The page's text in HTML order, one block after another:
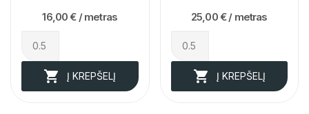
16,00 € / metras
 Į KREPŠELĮ
25,00 € / metras
 Į KREPŠELĮ